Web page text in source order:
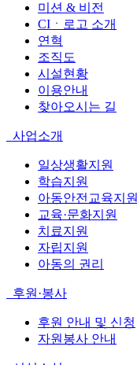
미션 & 비전
CIㆍ로고 소개
연혁
조직도
시설현황
이용안내
찾아오시는 길
사업소개
일상생활지원
학습지원
아동안전교육지원
교육·문화지원
치료지원
자립지원
아동의 권리
후원·봉사
후원 안내 및 신청
자원봉사 안내